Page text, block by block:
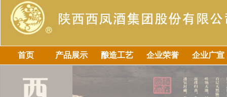
首页 产品展示 酿造工艺 企业荣誉 企业广宣